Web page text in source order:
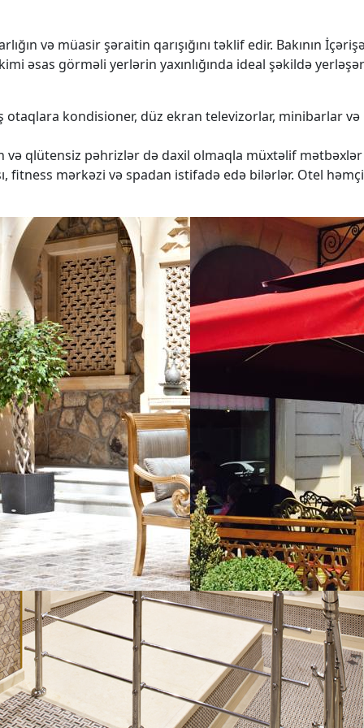
və müasir şəraitin qarışığını təklif edir. Bakının
əsas görməli yerlərin yaxınlığında ideal şəkildə
kondisioner, düz ekran televizorlar, minibarlar
və qlütensiz pəhrizlər də daxil olmaqla müxtəlif
fitness mərkəzi və spadan istifadə edə bilərlər. Otel